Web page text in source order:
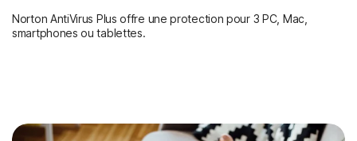
Norton AntiVirus Plus offre une protection pour 3 PC, Mac,
smartphones ou tablettes.